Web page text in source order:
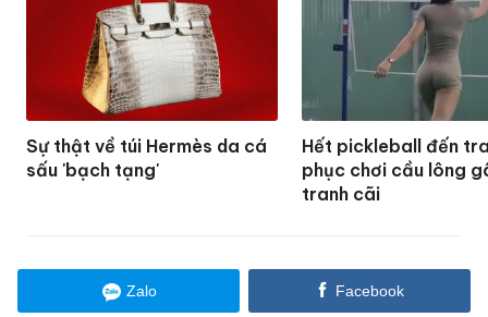
Sự thật về túi Hermès da cá
sấu 'bạch tạng'
Hết pickleball đến
phục chơi cầu lông
tranh cãi
Zalo Facebook